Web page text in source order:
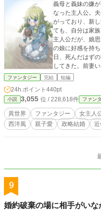
義母と義妹の嫌
なった主人公。
がっており、新しい
ても、自分は家
主人公だが、娘
の娘に好感を持ち、
日、死んだはず
してきた。前妻
も価値があるの
の作品は、小説
ります。
ファンタジー 完結 短編
24h.ポイント 440pt
小説 3,055 位 / 228,618件 ファン
異世界 ファンタジー 女主人
西洋風
親子愛 政略結婚
9
婚約破棄の場に相手がいな